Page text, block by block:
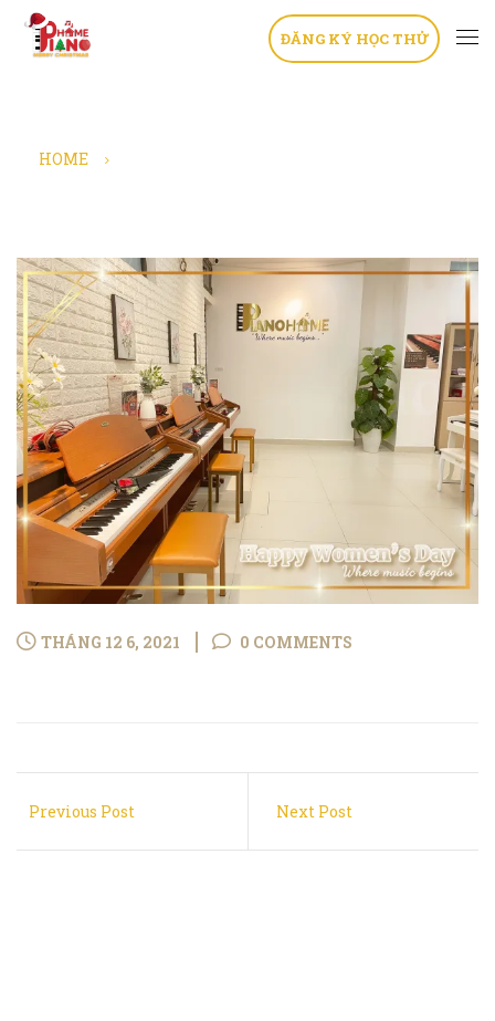
ĐĂNG KÝ HỌC THỬ
HOME
THÁNG 12 6, 2021 0 COMMENTS
Previous Post Next Post